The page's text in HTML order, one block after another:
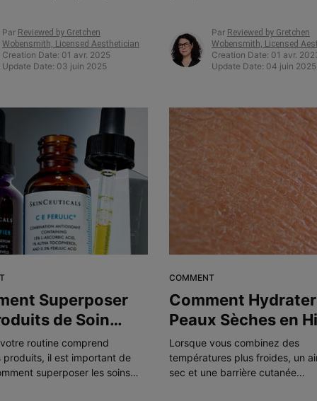
Par Reviewed by Gretchen
Wobensmith, Licensed Aesthetician
Creation Date: 01 avr. 2025
Update Date: 03 juin 2025
Par Reviewed by Gretchen
Wobensmith, Licensed
Creation Date: 01 avr.
Update Date: 04 juin 2025
Superposer
de Soin
Bon Ordre
routine comprend
produits, il est important de
superposer les soins
COMMENT
Comment
Peaux Sèches en
Lorsque vous combinez des
températures plus froides, un
sec et une barrière cutanée